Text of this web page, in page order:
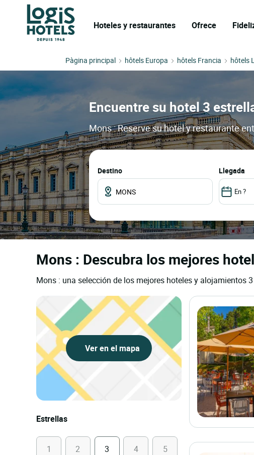
Hoteles y restaurantes Ofrece
Pàgina principal hôtels Europa hôtels Francia hôtels
Encuentre su hotel 3
Mons : Reserve su hotel y restaurante
Destino llegada
Mons : Descubra los mejores
Mons : una selección de los mejores hoteles y alojamientos
Ver en el mapa
Estrellas
1 2 3 4 5